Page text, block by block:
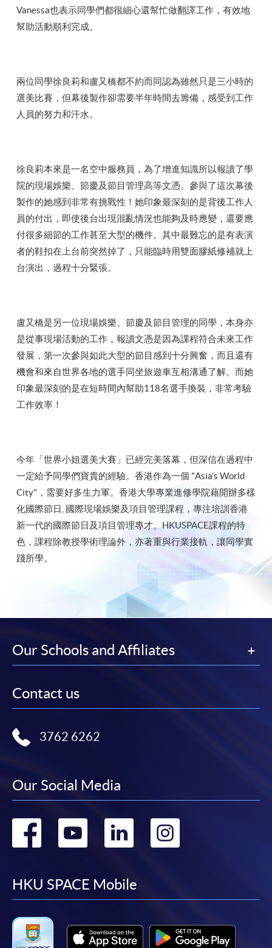
Vanessa也表示同學們都很細心還幫忙做翻譯工作，有效地
幫助活動順利完成。
兩位同學徐良莉和盧又橋都不約而同認為雖然只是三小時的
選美比賽，但幕後製作卻需要半年時間去籌備，感受到工作
人員的努力和汗水。
徐良莉本來是一名空中服務員，為了增進知識所以報讀了學
院的現場娛樂、節慶及節目管理高等文憑。參與了這次幕後
製作的她感到非常有挑戰性！她印象最深刻的是背後工作人
員的付出，即使後台出現混亂情況也能夠及時應變，還要應
付很多細節的工作甚至大型的機件。其中最難忘的是有表演
者的鞋扣在上台前突然掉了，只能臨時用雙面膠紙修補就上
台演出，過程十分緊張。
盧又橋是另一位現場娛樂、節慶及節目管理的同學，本身亦
是從事現場活動的工作，報讀文憑是因為課程符合未來工作
發展，第一次參與如此大型的節目感到十分興奮，而且還有
機會和來自世界各地的選手同坐旅遊車互相溝通了解。而她
印象最深刻的是在短時間內幫助118名選手換裝，非常考驗
工作效率！
今年「世界小姐選美大賽」已經完美落幕，但深信在過程中
一定給予同學們寶貴的經驗。香港作為一個 "Asia’s World
City"，需要好多生力軍。香港大學專業進修學院藉開辦多樣
化國際節日, 國際現場娛樂及項目管理課程，專注培訓香港
新一代的國際節日及項目管理專才。HKUSPACE課程的特
色，課程除教授學術理論外，亦著重與行業接軌，讓同學實
踐所學。
Our Schools and Affiliates
Contact us
3762 6262
Our Social Media
Go
facebook
Go
youtube
Go
linkedin
HKU SPACE Mobile